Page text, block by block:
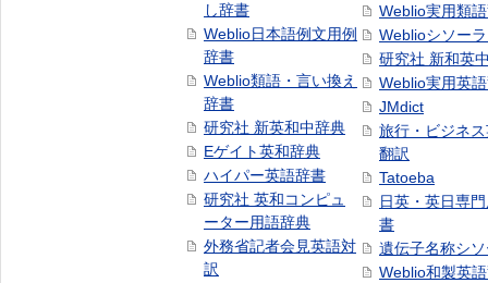
し辞書
Weblio日本語例文用例
辞書
Weblio類語・言い換え
辞書
研究社 新英和中辞典
Eゲイト英和辞典
ハイパー英語辞書
研究社 英和コンピュ
ーター用語辞典
外務省記者会見英語対
訳
Weblio実用類
Weblioシソー
研究社 新和英
Weblio実用英
JMdict
旅行・ビジネ
翻訳
Tatoeba
日英・英日専
書
遺伝子名称シ
Weblio和製英